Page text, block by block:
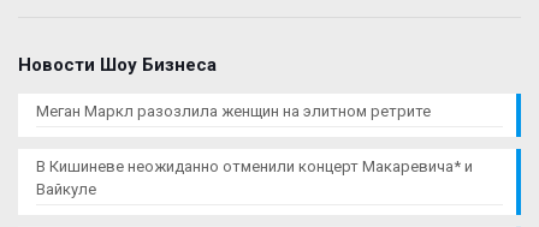
Новости Шоу Бизнеса
Меган Маркл разозлила женщин на элитном ретрите
В Кишиневе неожиданно отменили концерт Макаревича* и
Вайкуле